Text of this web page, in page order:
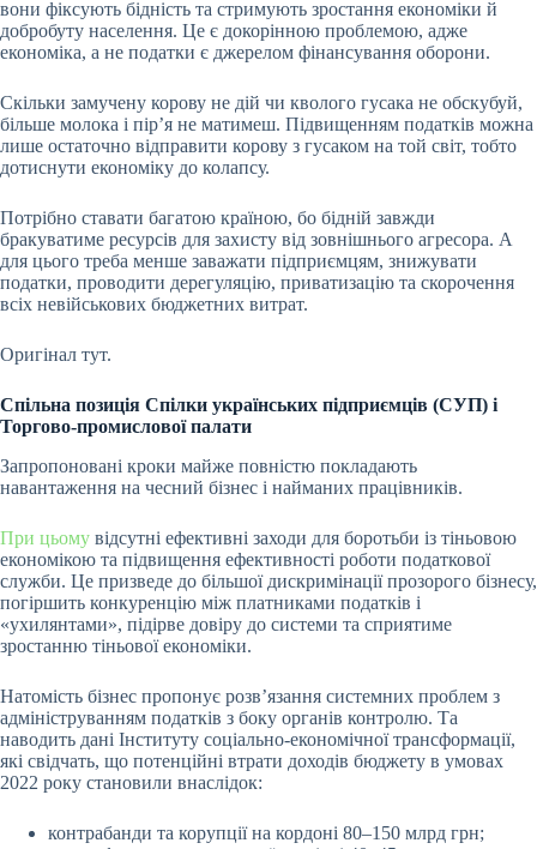
вони фіксують бідність та стримують зростання економіки й
добробуту населення. Це є докорінною проблемою, адже
економіка, а не податки є джерелом фінансування оборони.
Скільки замучену корову не дій чи кволого гусака не обскубуй,
більше молока і пірʼя не матимеш. Підвищенням податків можна
лише остаточно відправити корову з гусаком на той світ, тобто
дотиснути економіку до колапсу.
Потрібно ставати багатою країною, бо бідній завжди
бракуватиме ресурсів для захисту від зовнішнього агресора. А
для цього треба менше заважати підприємцям, знижувати
податки, проводити дерегуляцію, приватизацію та скорочення
всіх невійськових бюджетних витрат.
Оригінал тут.
Спільна позиція Спілки українських підприємців (СУП) і
Торгово-промислової палати
Запропоновані кроки майже повністю покладають
навантаження на чесний бізнес і найманих працівників.
При цьому відсутні ефективні заходи для боротьби із тіньовою
економікою та підвищення ефективності роботи податкової
служби. Це призведе до більшої дискримінації прозорого бізнесу,
погіршить конкуренцію між платниками податків і
«ухилянтами», підірве довіру до системи та сприятиме
зростанню тіньової економіки.
Натомість бізнес пропонує розвʼязання системних проблем з
адмініструванням податків з боку органів контролю. Та
наводить дані Інституту соціально-економічної трансформації,
які свідчать, що потенційні втрати доходів бюджету в умовах
2022 року становили внаслідок:
контрабанди та корупції на кордоні 80–150 млрд грн;